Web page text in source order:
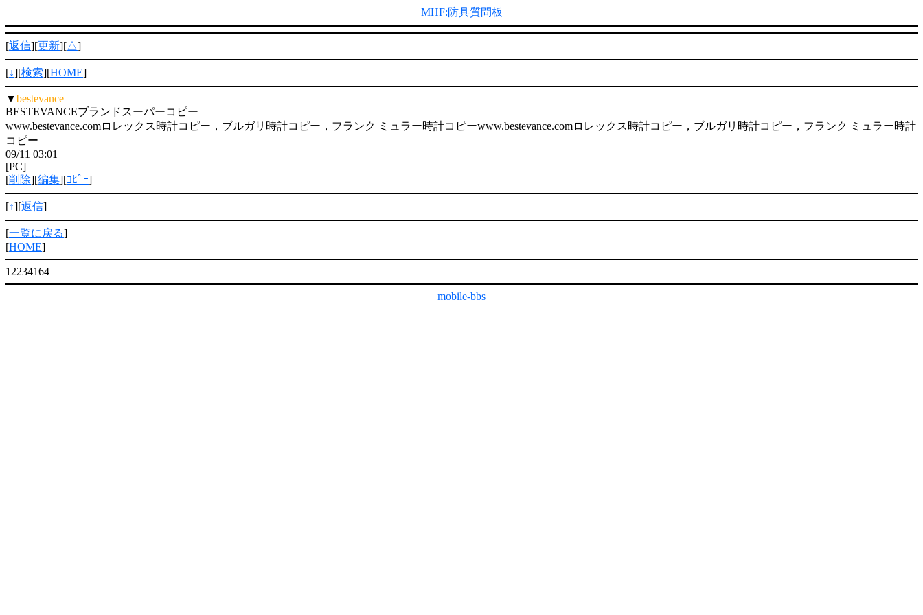
MHF:防具質問板
[返信][更新][△]
[↓][検索][HOME]
▼bestevance
BESTEVANCEブランドスーパーコピー
www.bestevance.comロレックス時計コピー，ブルガリ時計コピー，フランク ミュラー時計コピーwww.bestevance.comロレックス時計コピー，ブルガリ時計コピー，フランク ミュラー時計
コピー
09/11 03:01
[PC]
[削除][編集][ｺﾋﾟｰ]
[↑][返信]
[一覧に戻る]
[HOME]
12234164
mobile-bbs